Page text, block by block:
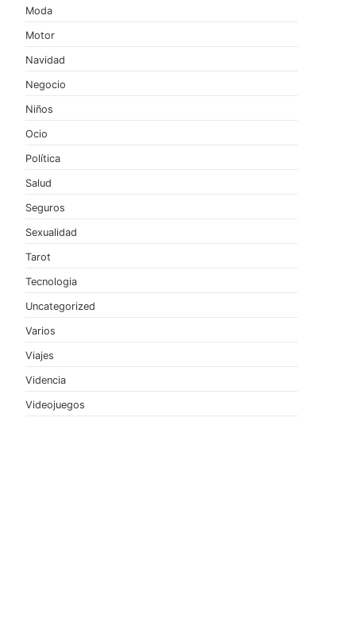
Moda
Motor
Navidad
Negocio
Niños
Ocio
Política
Salud
Seguros
Sexualidad
Tarot
Tecnologia
Uncategorized
Varios
Viajes
Videncia
Videojuegos